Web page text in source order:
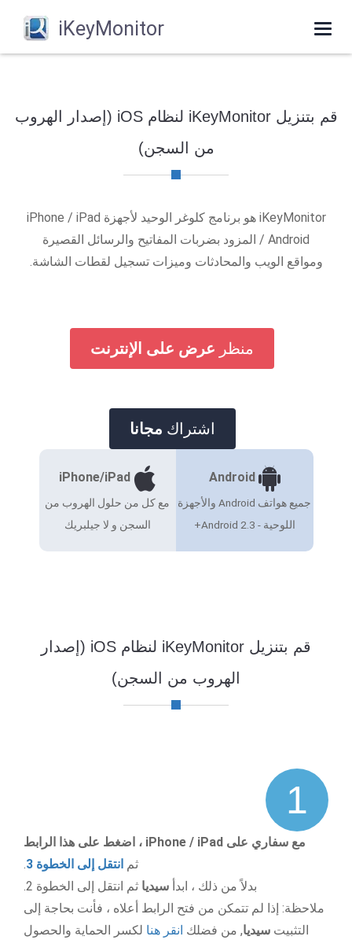
Toggle
navigation
iKeyMonitor
قم بتنزيل iKeyMonitor لنظام iOS (إصدار الهروب
من السجن)
iKeyMonitor هو برنامج كلوغر الوحيد لأجهزة iPhone / iPad
/ Android المزود بضربات المفاتيح والرسائل القصيرة
ومواقع الويب والمحادثات وميزات تسجيل لقطات الشاشة.
منظر عرض على الإنترنت
اشتراك مجانا
مع كل من حلول الهروب من
السجن و لا جيلبريك
Android
جميع هواتف Android والأجهزة
اللوحية - Android 2.3+
قم بتنزيل iKeyMonitor لنظام iOS (إصدار
الهروب من السجن)
1
مع سفاري على iPhone / iPad ، اضغط على هذا الرابط
ثم انتقل إلى الخطوة 3
.
بدلاً من ذلك ، ابدأ سيديا ثم انتقل إلى الخطوة 2.
ملاحظة: إذا لم تتمكن من فتح الرابط أعلاه ، فأنت بحاجة إلى
التثبيت سيديا, من فضلك انقر هنا لكسر الحماية والحصول